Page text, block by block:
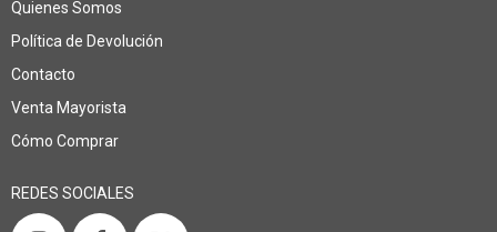
Quienes Somos
Política de Devolución
Contacto
Venta Mayorista
Cómo Comprar
REDES SOCIALES